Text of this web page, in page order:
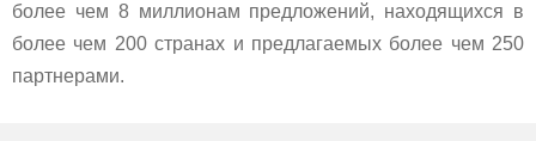
более чем 8 миллионам предложений, находящихся в
более чем 200 странах и предлагаемых более чем 250
партнерами.